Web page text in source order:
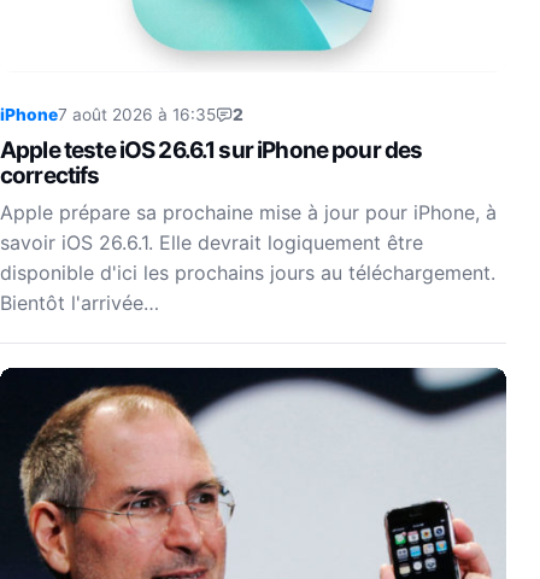
iPhone7 août 2026 à 16:35 2
Apple teste iOS 26.6.1 sur iPhone pour des
correctifs
Apple prépare sa prochaine mise à jour pour iPhone, à
savoir iOS 26.6.1. Elle devrait logiquement être
disponible d'ici les prochains jours au téléchargement.
Bientôt l'arrivée…